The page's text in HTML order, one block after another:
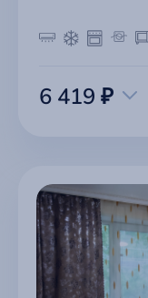
6 419 ₽